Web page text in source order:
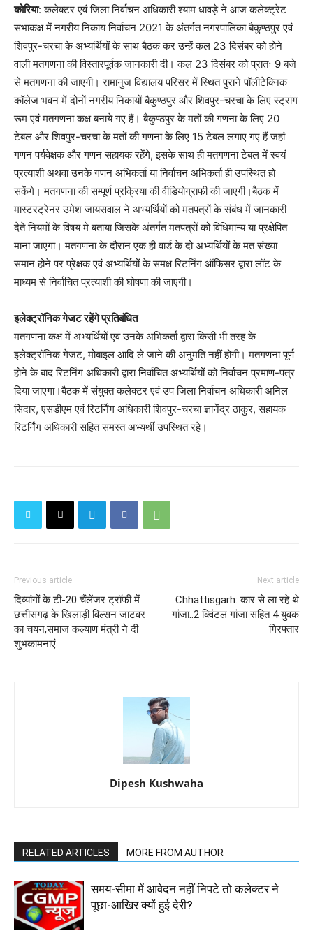
कोरिया: कलेक्टर एवं जिला निर्वाचन अधिकारी श्याम धावड़े ने आज कलेक्ट्रेट
सभाकक्ष में नगरीय निकाय निर्वाचन 2021 के अंतर्गत नगरपालिका बैकुण्ठपुर एवं
शिवपुर-चरचा के अभ्यर्थियों के साथ बैठक कर उन्हें कल 23 दिसंबर को होने
वाली मतगणना की विस्तारपूर्वक जानकारी दी। कल 23 दिसंबर को प्रातः 9 बजे
से मतगणना की जाएगी। रामानुज विद्यालय परिसर में स्थित पुराने पॉलीटेक्निक
कॉलेज भवन में दोनों नगरीय निकायों बैकुण्ठपुर और शिवपुर-चरचा के लिए स्ट्रांग
रूम एवं मतगणना कक्ष बनाये गए हैं। बैकुण्ठपुर के मतों की गणना के लिए 20
टेबल और शिवपुर-चरचा के मतों की गणना के लिए 15 टेबल लगाए गए हैं जहां
गणन पर्यवेक्षक और गणन सहायक रहेंगे, इसके साथ ही मतगणना टेबल में स्वयं
प्रत्याशी अथवा उनके गणन अभिकर्ता या निर्वाचन अभिकर्ता ही उपस्थित हो
सकेंगे। मतगणना की सम्पूर्ण प्रक्रिया की वीडियोग्राफी की जाएगी।बैठक में
मास्टरट्रेनर उमेश जायसवाल ने अभ्यर्थियों को मतपत्रों के संबंध में जानकारी
देते नियमों के विषय मे बताया जिसके अंतर्गत मतपत्रों को विधिमान्य या प्रक्षेपित
माना जाएगा। मतगणना के दौरान एक ही वार्ड के दो अभ्यर्थियों के मत संख्या
समान होने पर प्रेक्षक एवं अभ्यर्थियों के समक्ष रिटर्निंग ऑफिसर द्वारा लॉट के
माध्यम से निर्वाचित प्रत्याशी की घोषणा की जाएगी।
इलेक्ट्रॉनिक गेजट रहेंगे प्रतिबंधित
मतगणना कक्ष में अभ्यर्थियों एवं उनके अभिकर्ता द्वारा किसी भी तरह के
इलेक्ट्रॉनिक गेजट, मोबाइल आदि ले जाने की अनुमति नहीं होगी। मतगणना पूर्ण
होने के बाद रिटर्निंग अधिकारी द्वारा निर्वाचित अभ्यर्थियों को निर्वाचन प्रमाण-पत्र
दिया जाएगा।बैठक में संयुक्त कलेक्टर एवं उप जिला निर्वाचन अधिकारी अनिल
सिदार, एसडीएम एवं रिटर्निंग अधिकारी शिवपुर-चरचा ज्ञानेंद्र ठाकुर, सहायक
रिटर्निंग अधिकारी सहित समस्त अभ्यर्थी उपस्थित रहे।
Previous article
दिव्यांगों के टी-20 चैंलेंजर ट्रॉफी में
छत्तीसगढ़ के खिलाड़ी विल्सन जाटवर
का चयन,समाज कल्याण मंत्री ने दी
शुभकामनाएं
Next article
Chhattisgarh: कार से ला रहे थे
गांजा..2 क्विंटल गांजा सहित 4 युवक
गिरफ्तार
Dipesh Kushwaha
RELATED ARTICLES MORE FROM AUTHOR
समय-सीमा में आवेदन नहीं निपटे तो कलेक्टर ने
पूछा-आखिर क्यों हुई देरी?